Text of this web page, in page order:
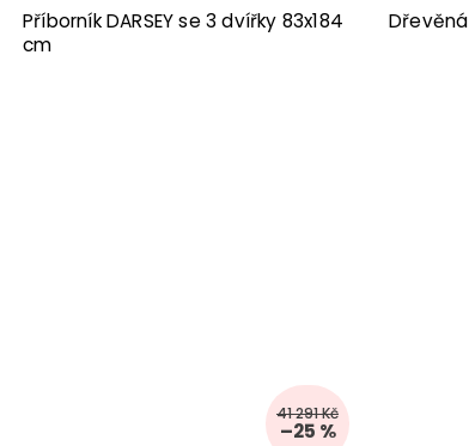
Příborník DARSEY se 3 dvířky 83x184
cm
41 291 Kč
–25 %